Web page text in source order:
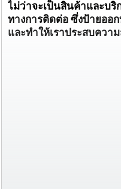
ไม่ว่าจะเป็นสินค้าและบ
ทางการติดต่อ ซึ่งป้ายออ
และทำให้เราประสบควา